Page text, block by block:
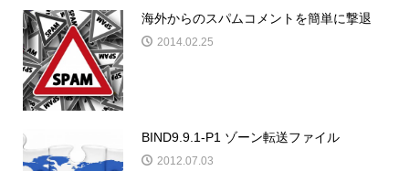
海外からのスパムコメントを簡単に撃退
2014.02.25
BIND9.9.1-P1 ゾーン転送ファイル
2012.07.03